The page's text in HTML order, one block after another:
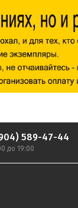
589-47-44
до 19:00